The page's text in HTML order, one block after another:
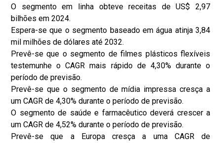
O segmento em linha obteve receitas de US$ 2,97
bilhões em 2024.
Espera-se que o segmento baseado em água atinja 3,84
mil milhões de dólares até 2032.
Prevê-se que o segmento de filmes plásticos flexíveis
testemunhe o CAGR mais rápido de 4,30% durante o
período de previsão.
Prevê-se que o segmento de mídia impressa cresça a
um CAGR de 4,30% durante o período de previsão.
O segmento de saúde e farmacêutico deverá crescer a
um CAGR de 4,52% durante o período de previsão.
Prevê-se que a Europa cresça a uma CAGR de